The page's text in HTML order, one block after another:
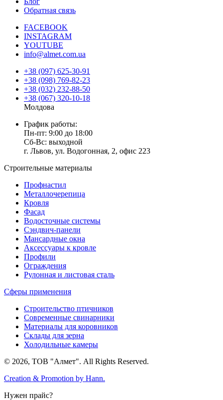
Обратная связь
FACEBOOK
INSTAGRAM
YOUTUBE
info@almet.com.ua
+38 (097) 625-30-91
+38 (098) 769-82-23
+38 (032) 232-88-50
+38 (067) 320-10-18
Молдова
График работы:
Пн-пт: 9:00 до 18:00
Сб-Вс: выходной
г. Львов, ул. Водогонная, 2, офис 223
Строительные материалы
Профнастил
Металлочерепица
Кровля
Фасад
Водосточные системы
Сэндвич-панели
Мансардные окна
Аксессуары к кровле
Профили
Ограждения
Рулонная и листовая сталь
Сферы применения
Строительство птичников
Современные свинарники
Материалы для коровников
Склады для зерна
Холодильные камеры
© 2026, ТОВ "Алмет". All Rights Reserved.
Creation & Promotion by Hann.
Нужен прайс?